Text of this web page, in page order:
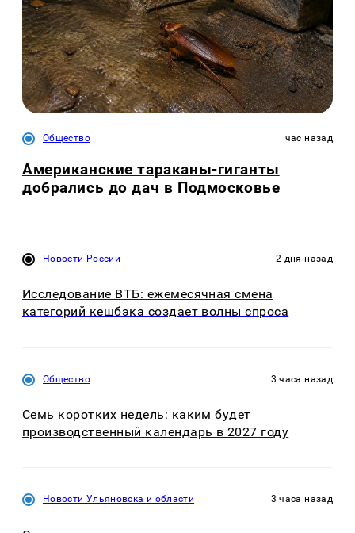
Общество час назад
Американские тараканы-гиганты
добрались до дач в Подмосковье
Новости России 2 дня назад
Исследование ВТБ: ежемесячная смена
категорий кешбэка создает волны спроса
Общество 3 часа назад
Семь коротких недель: каким будет
производственный календарь в 2027 году
Новости Ульяновска и области 3 часа назад